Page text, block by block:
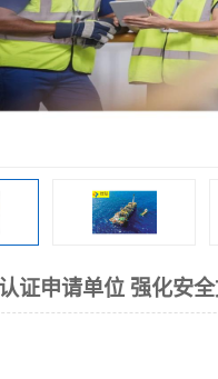
证申请单位 强化安